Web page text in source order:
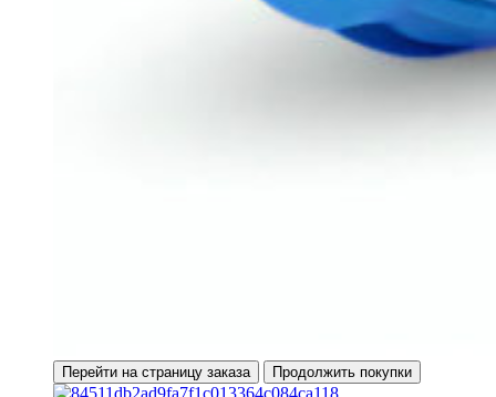
Перейти на страницу заказа Продолжить покупки